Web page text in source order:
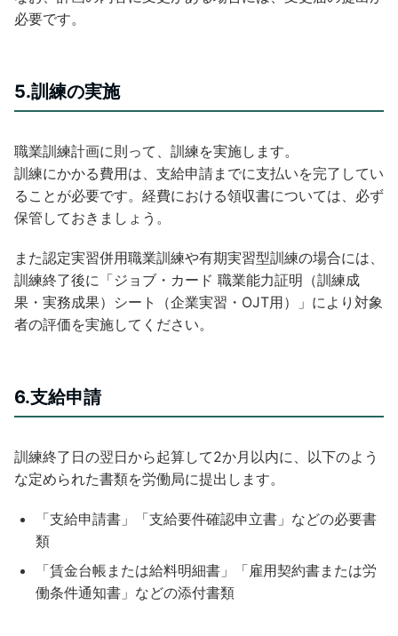
必要です。
5.訓練の実施
職業訓練計画に則って、訓練を実施します。
訓練にかかる費用は、支給申請までに支払いを完了してい
ることが必要です。経費における領収書については、必ず
保管しておきましょう。
また認定実習併用職業訓練や有期実習型訓練の場合には、
訓練終了後に「ジョブ・カード 職業能力証明（訓練成
果・実務成果）シート（企業実習・OJT用）」により対象
者の評価を実施してください。
6.支給申請
訓練終了日の翌日から起算して2か月以内に、以下のよう
な定められた書類を労働局に提出します。
「支給申請書」「支給要件確認申立書」などの必要書
類
「賃金台帳または給料明細書」「雇用契約書または労
働条件通知書」などの添付書類